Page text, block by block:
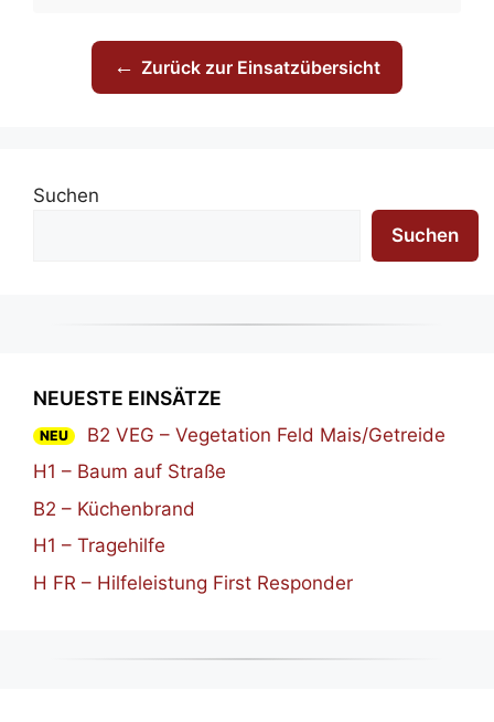
← Zurück zur Einsatzübersicht
Suchen
Suchen
NEUESTE EINSÄTZE
NEU
B2 VEG – Vegetation Feld Mais/Getreide
H1 – Baum auf Straße
B2 – Küchenbrand
H1 – Tragehilfe
H FR – Hilfeleistung First Responder